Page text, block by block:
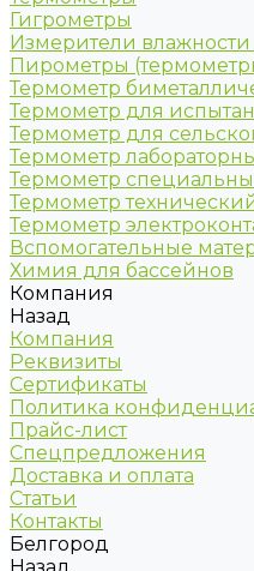
Гигрометры
Измерители
Пирометры
Термометр
Термометр для
Термометр для
Термометр
Термометр
Термометр
Термометр
Вспомогательные
Химия для бассейнов
Компания
Назад
Компания
Реквизиты
Сертификаты
Политика
Прайс-лист
Спецпредложения
Доставка и оплата
Статьи
Контакты
Белгород